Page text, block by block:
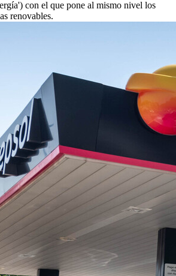
con el que pone al mismo nivel los
renovables.